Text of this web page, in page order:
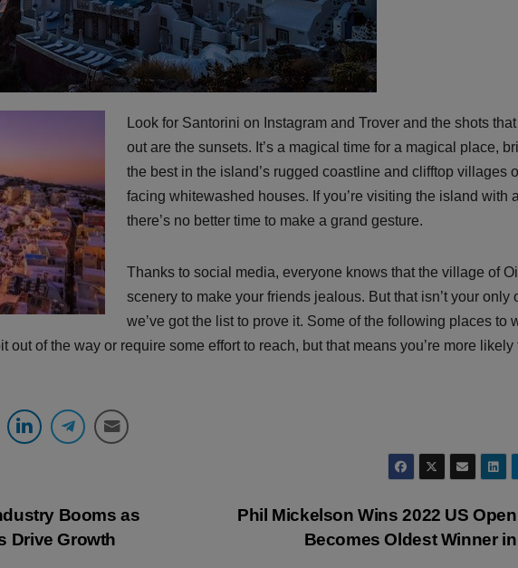
Look for Santorini on Instagram and Trover and the shots
out are the sunsets. It’s a magical time for a magical place,
the best in the island’s rugged coastline and clifftop villages
facing whitewashed houses. If you’re visiting the island with
there’s no better time to make a grand gesture.
Thanks to social media, everyone knows that the village of
scenery to make your friends jealous. But that isn’t your only
we’ve got the list to prove it. Some of the following places to
out of the way or require some effort to reach, but that means you’re more likely
Phil Mickelson Wins 2022 US
Becomes Oldest Winner
Booms as
Drive Growth